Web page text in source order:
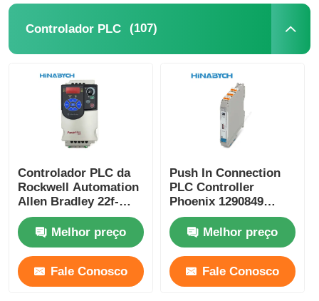
Controlador PLC (107)
Controlador PLC da
Rockwell Automation
Allen Bradley 22f-
D2p5n103 3pH 528V
0,75kw Powerflex
Melhor preço
Fale Conosco
Push In Connection
PLC Controller
Phoenix 1290849
MACX MCR-EX-AP-
2T-2I-SP Compact
Melhor preço
Fale Conosco